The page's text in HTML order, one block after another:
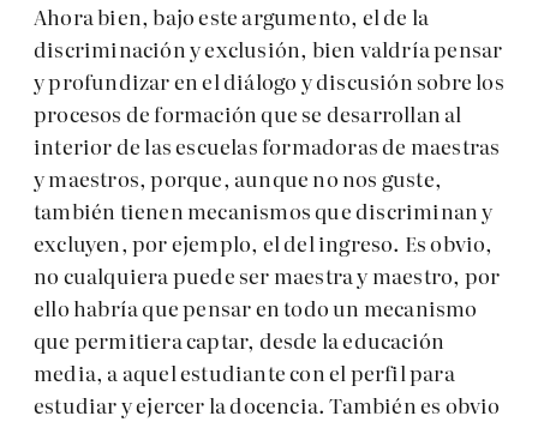
Ahora bien, bajo este argumento, el de la
discriminación y exclusión, bien valdría pensar
y profundizar en el diálogo y discusión sobre los
procesos de formación que se desarrollan al
interior de las escuelas formadoras de maestras
y maestros, porque, aunque no nos guste,
también tienen mecanismos que discriminan y
excluyen, por ejemplo, el del ingreso. Es obvio,
no cualquiera puede ser maestra y maestro, por
ello habría que pensar en todo un mecanismo
que permitiera captar, desde la educación
media, a aquel estudiante con el perfil para
estudiar y ejercer la docencia. También es obvio